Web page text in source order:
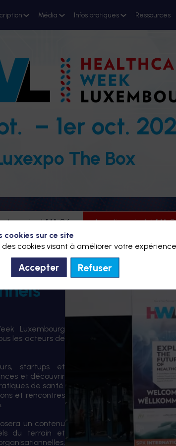
Média Infos pratiques Ressources
– 1er oct.
The Box
HWL26 Je m'inscris à
Luxembourg
les acteurs de
startups et
et découvrir
de santé.
et rencontres
un contenu
du terrain et
cookies sur ce site
des cookies visant à améliorer votre
Accepter Refuser